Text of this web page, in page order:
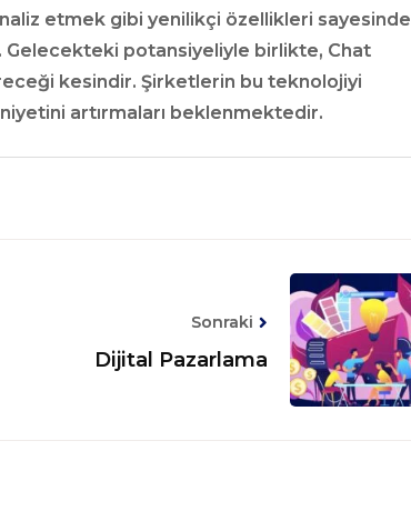
etmek gibi yenilikçi özellikleri sayesinde
Gelecekteki potansiyeliyle birlikte, Chat
kesindir. Şirketlerin bu teknolojiyi
artırmaları beklenmektedir.
Sonraki
Dijital Pazarlama